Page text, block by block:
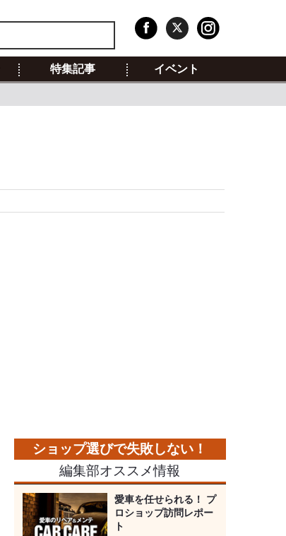
特集記事 イベント
編集部オススメ情報
愛車を任せられる！ プ
ロショップ訪問レポー
ト